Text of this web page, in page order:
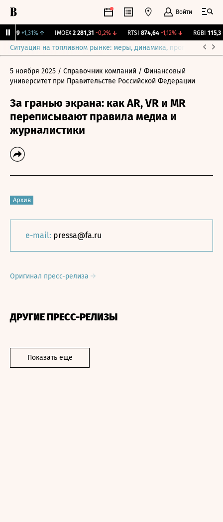
Войти
+1,31% ↑ IMOEX 2 281,31 -0,2%↓ RTSI 874,64 -1,12%↓ RGBI 115,3
Ситуация на топливном рынке: меры, динамика, прогнозы
5 ноября 2025 / Справочник компаний / Финансовый
университет при Правительстве Российской Федерации
За гранью экрана: как AR, VR и MR
переписывают правила медиа и
журналистики
Архив
e-mail: pressa@fa.ru
Оригинал пресс-релиза
ДРУГИЕ ПРЕСС-РЕЛИЗЫ
Показать еще